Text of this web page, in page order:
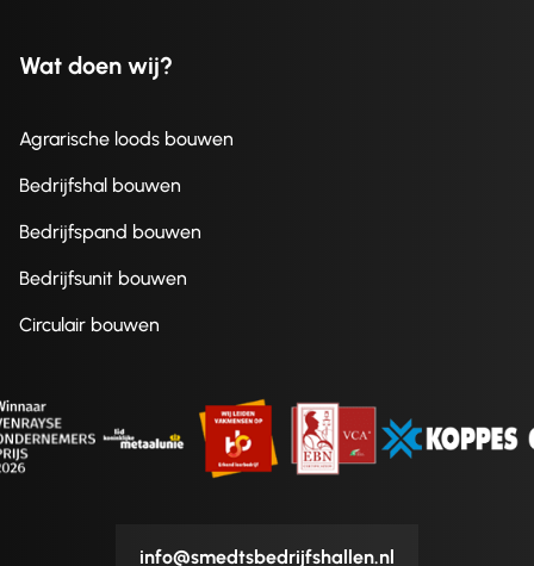
Wat doen wij?
Agrarische loods bouwen
Bedrijfshal bouwen
Bedrijfspand bouwen
Bedrijfsunit bouwen
Circulair bouwen
info@smedtsbedrijfshallen.nl